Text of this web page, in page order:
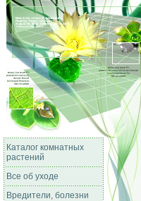
Каталог комнатных
растений
Все об уходе
Вредители, болезни